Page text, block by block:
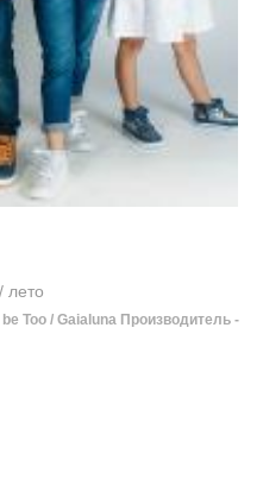
лето
Too / Gaialuna Производитель -